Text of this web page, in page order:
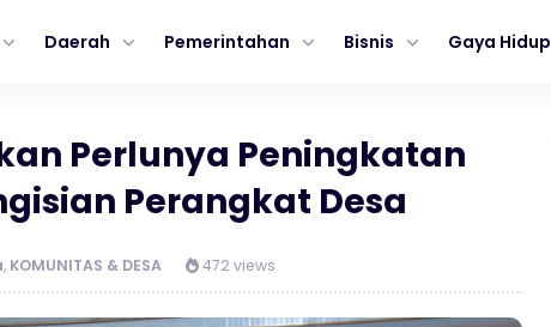
Daerah Pemerintahan Bisnis Gaya Hidup
Perlunya Peningkatan
Perangkat Desa
, KOMUNITAS & DESA 472 views